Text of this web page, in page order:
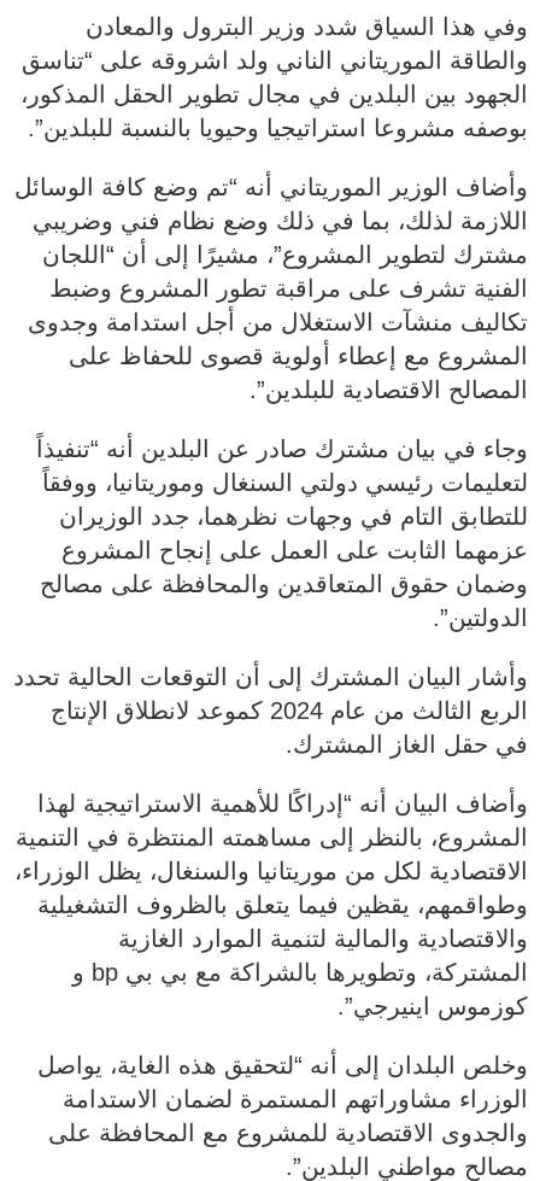
وفي هذا السياق شدد وزير البترول والمعادن
والطاقة الموريتاني الناني ولد اشروقه على “تناسق
الجهود بين البلدين في مجال تطوير الحقل المذكور،
بوصفه مشروعا استراتيجيا وحيويا بالنسبة للبلدين”.
وأضاف الوزير الموريتاني أنه “تم وضع كافة الوسائل
اللازمة لذلك، بما في ذلك وضع نظام فني وضريبي
مشترك لتطوير المشروع”، مشيرًا إلى أن “اللجان
الفنية تشرف على مراقبة تطور المشروع وضبط
تكاليف منشآت الاستغلال من أجل استدامة وجدوى
المشروع مع إعطاء أولوية قصوى للحفاظ على
المصالح الاقتصادية للبلدين”.
وجاء في بيان مشترك صادر عن البلدين أنه “تنفيذاً
لتعليمات رئيسي دولتي السنغال وموريتانيا، ووفقاً
للتطابق التام في وجهات نظرهما، جدد الوزيران
عزمهما الثابت على العمل على إنجاح المشروع
وضمان حقوق المتعاقدين والمحافظة على مصالح
الدولتين”.
وأشار البيان المشترك إلى أن التوقعات الحالية تحدد
الربع الثالث من عام 2024 كموعد لانطلاق الإنتاج
في حقل الغاز المشترك.
وأضاف البيان أنه “إدراكًا للأهمية الاستراتيجية لهذا
المشروع، بالنظر إلى مساهمته المنتظرة في التنمية
الاقتصادية لكل من موريتانيا والسنغال، يظل الوزراء،
وطواقمهم، يقظين فيما يتعلق بالظروف التشغيلية
والاقتصادية والمالية لتنمية الموارد الغازية
المشتركة، وتطويرها بالشراكة مع بي بي bp و
كوزموس اينيرجي”.
وخلص البلدان إلى أنه “لتحقيق هذه الغاية، يواصل
الوزراء مشاوراتهم المستمرة لضمان الاستدامة
والجدوى الاقتصادية للمشروع مع المحافظة على
مصالح مواطني البلدين”.